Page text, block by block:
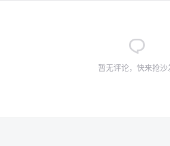
暂无评论，快来抢沙